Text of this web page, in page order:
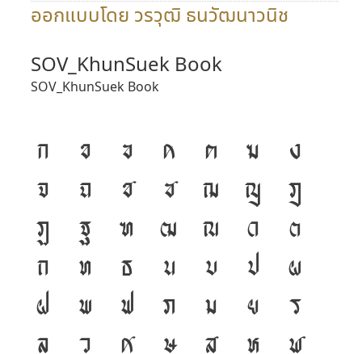
ออกแบบโดย วรวุฒิ ธนวัฒนาวนิช
SOV_KhunSuek Book
SOV_KhunSuek Book
ก ข ฃ ค ฅ ฆ ง
จ ฉ ช ซ ฌ ญ ฎ
ฏ ฐ ฑ ฒ ณ ด ต
ถ ท ธ น บ ป ผ
ฝ พ ฟ ภ ม ย ร